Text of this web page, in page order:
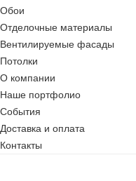
Обои
Отделочные материалы
Вентилируемые фасады
Потолки
О компании
Наше портфолио
События
Доставка и оплата
Контакты